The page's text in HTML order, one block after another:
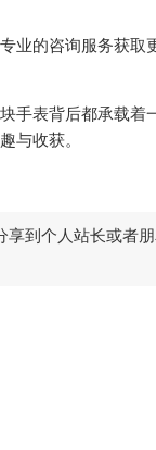
业的咨询服务获取
手表背后都承载着
与收获。
到个人站长或者